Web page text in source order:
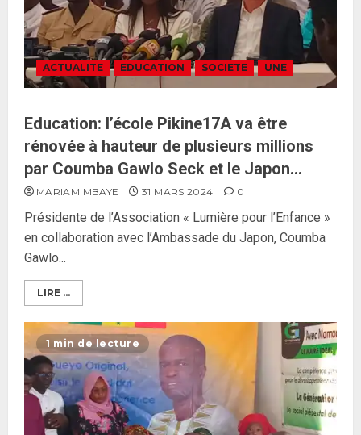
ACTUALITE EDUCATION SOCIETE UNE
Education: l’école Pikine17A va être
rénovée à hauteur de plusieurs millions
par Coumba Gawlo Seck et le Japon…
MARIAM MBAYE 31 MARS 2024 0
Présidente de l’Association « Lumière pour l’Enfance »
en collaboration avec l’Ambassade du Japon, Coumba
Gawlo...
LIRE ...
1 min de lecture